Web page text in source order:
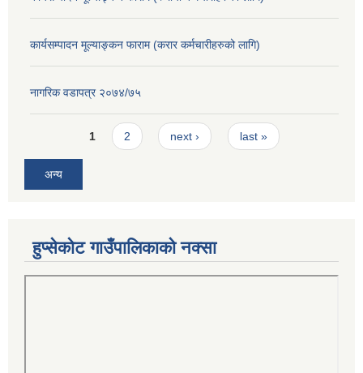
कार्यसम्पादन मूल्याङ्कन फाराम (करार कर्मचारीहरुको लागि)
नागरिक वडापत्र २०७४/७५
Pages1 2 next › last »
अन्य
हुप्सेकोट गाउँपालिकाको नक्सा